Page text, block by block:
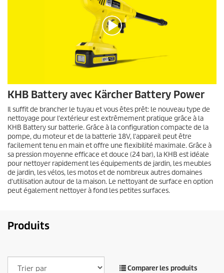
s
c
o
n
d
e
s
s
u
r
0
s
n
d
KHB Battery avec Kärcher Battery Power
Il suffit de brancher le tuyau et vous êtes prêt: le nouveau type de
nettoyage pour l'extérieur est extrêmement pratique grâce à la
KHB Battery sur batterie. Grâce à la configuration compacte de la
pompe, du moteur et de la batterie 18V, l'appareil peut être
facilement tenu en main et offre une flexibilité maximale. Grâce à
sa pression moyenne efficace et douce (24 bar), la KHB est idéale
pour nettoyer rapidement les équipements de jardin, les meubles
de jardin, les vélos, les motos et de nombreux autres domaines
d'utilisation autour de la maison. Le nettoyant de surface en option
peut également nettoyer à fond les petites surfaces.
Produits
Comparer les produits